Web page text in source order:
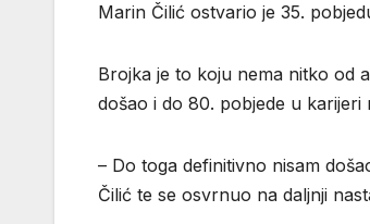
Marin Čilić ostvario je 35.
Brojka je to koju nema nitko od
došao i do 80. pobjede u karijeri
– Do toga definitivno nisam
Čilić te se osvrnuo na daljnji